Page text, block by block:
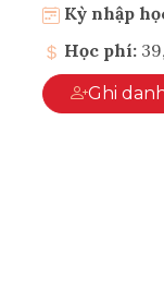
Kỳ nhập
Học phí:
Ghi